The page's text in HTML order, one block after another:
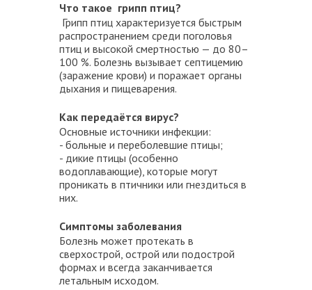
Что такое грипп птиц?
Грипп птиц характеризуется быстрым
распространением среди поголовья
птиц и высокой смертностью — до 80–
100 %. Болезнь вызывает септицемию
(заражение крови) и поражает органы
дыхания и пищеварения.
Как передаётся вирус?
Основные источники инфекции:
- больные и переболевшие птицы;
- дикие птицы (особенно
водоплавающие), которые могут
проникать в птичники или гнездиться в
них.
Симптомы заболевания
Болезнь может протекать в
сверхострой, острой или подострой
формах и всегда заканчивается
летальным исходом.